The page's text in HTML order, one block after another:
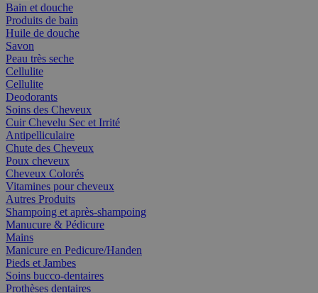
Bain et douche
Produits de bain
Huile de douche
Savon
Peau très seche
Cellulite
Cellulite
Deodorants
Soins des Cheveux
Cuir Chevelu Sec et Irrité
Antipelliculaire
Chute des Cheveux
Poux cheveux
Cheveux Colorés
Vitamines pour cheveux
Autres Produits
Shampoing et après-shampoing
Manucure & Pédicure
Mains
Manicure en Pedicure/Handen
Pieds et Jambes
Soins bucco-dentaires
Prothèses dentaires